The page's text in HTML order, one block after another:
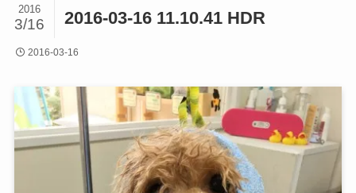
2016-03-16 11.10.41 HDR
2016
3/16
2016-03-16